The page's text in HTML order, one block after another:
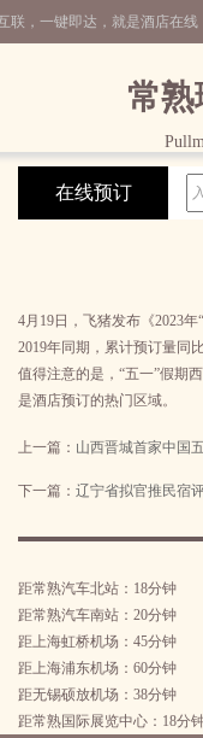
联，一键即达，就是酒店在线
常
在线预订
4月19日，飞猪发布《2023
2019年同期，累计预订量同
值得注意的是，“五一”假期
是酒店预订的热门区域。
上一篇： 山西晋城首家中国
下一篇： 辽宁省拟官推民宿
距常熟汽车北站：18分钟
距常熟汽车南站：20分钟
距上海虹桥机场：45分钟
距上海浦东机场：60分钟
距无锡硕放机场：38分钟
距常熟国际展览中心：18分